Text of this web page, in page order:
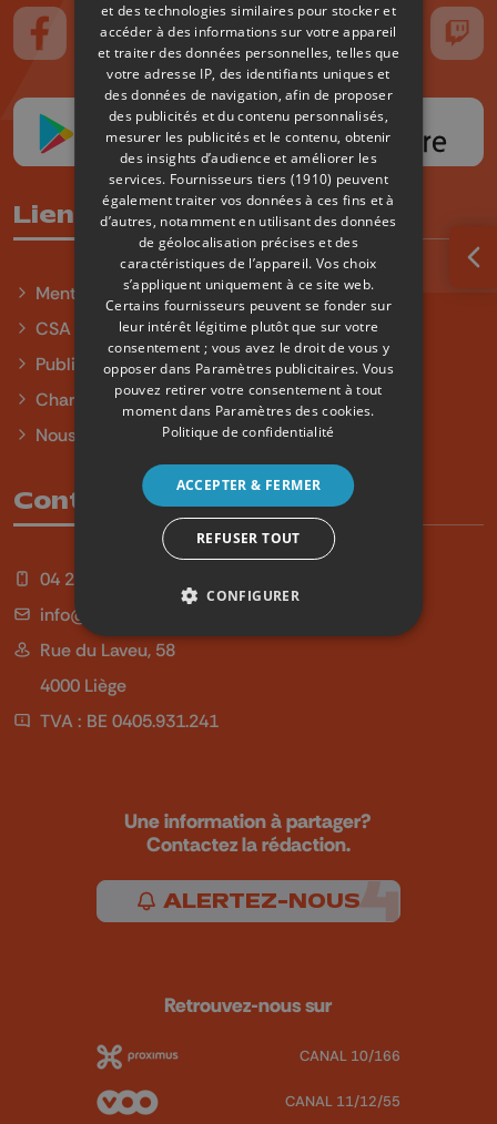
Suivez-nous sur FaceBook
Suivez-nous sur Instagram
Suivez-nous sur TikTokSuivez-nous sur YouTube
Suivez-nous
Liens utiles
Mentions légales
CSA
Publicité
Charte sur l'égalité et la diversité
Nous contacter
Contact
04 254 99 99
info@qu4tre.be
Rue du Laveu, 58
4000 Liège
TVA : BE 0405.931.241
Une information à partager?
Contactez la rédaction.
ALERTEZ-NOUS
Retrouvez-nous sur
CANAL 10/166
CANAL 11/12/55
et des technologies similaires pour stocker et
accéder à des informations sur votre appareil
et traiter des données personnelles, telles que
votre adresse IP, des identifiants uniques et
des données de navigation, afin de proposer
des publicités et du contenu personnalisés,
mesurer les publicités et le contenu, obtenir
des insights d’audience et améliorer les
services. Fournisseurs tiers (1910) peuvent
également traiter vos données à ces fins et à
d’autres, notamment en utilisant des données
de géolocalisation précises et des
caractéristiques de l’appareil. Vos choix
s’appliquent uniquement à ce site web.
Certains fournisseurs peuvent se fonder sur
leur intérêt légitime plutôt que sur votre
consentement ; vous avez le droit de vous y
opposer dans Paramètres publicitaires. Vous
pouvez retirer votre consentement à tout
moment dans Paramètres des cookies.
Politique de confidentialité
ACCEPTER & FERMER
REFUSER TOUT
CONFIGURER